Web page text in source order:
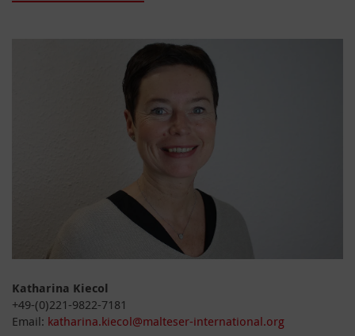
Katharina Kiecol
+49-(0)221-9822-7181
Email: katharina.kiecol@malteser-international.org